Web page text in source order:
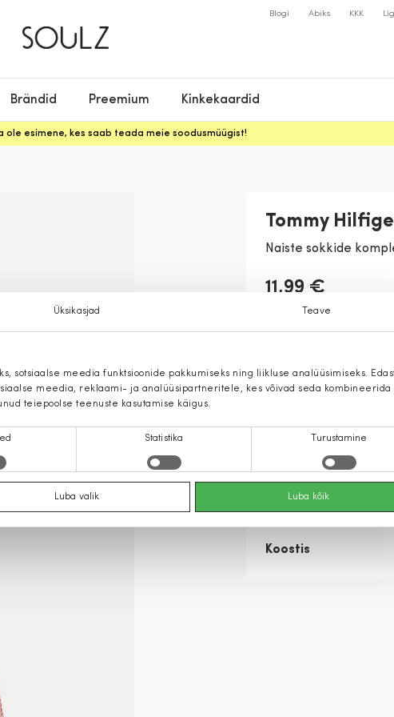
Üksikasjad Teave
sotsiaalse meedia funktsioonide pakkumiseks ning liikluse analüüsimiseks.
meedia, reklaami- ja analüüsipartneritele, kes võivad seda kombineerida
teiepoolse teenuste kasutamise käigus.
Statistika Turustamine
Luba valik Luba kõik
Blogi Abiks KKK
Brändid Preemium Kinkekaardid
ole esimene, kes saab teada meie soodusmüügist!
Tommy
Naiste sokkide
11,99 €
Tootekirjeldus
Koostis